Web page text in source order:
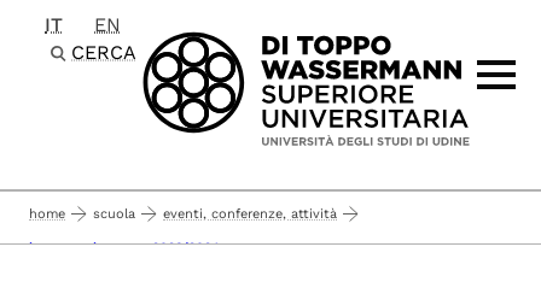
Passa al contenuto principale
IT
EN
CERCA
home scuola eventi, conferenze, attività
inaugurazione a.a. 2023/2024